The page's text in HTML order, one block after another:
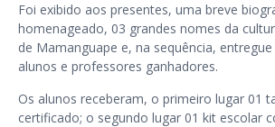
Foi exibido aos presentes, uma breve
homenageado, 03 grandes nomes da
de Mamanguape e, na sequência,
alunos e professores ganhadores.
Os alunos receberam, o primeiro lugar 01
certificado; o segundo lugar 01 kit escolar